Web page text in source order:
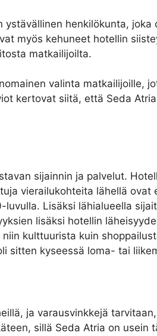
henkilökunta,
myös kehuneet hotellin
matkailijoilta.
valinta matkailijoille,
kertovat siitä, että Seda
sijainnin ja palvelut.
vierailukohteita lähellä ovat
Lisäksi lähialueella
lisäksi hotellin
kulttuurista kuin
sitten kyseessä loma- tai
ja varausvinkkejä
sillä Seda Atria on usein